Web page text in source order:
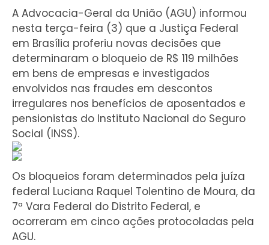
A Advocacia-Geral da União (AGU) informou
nesta terça-feira (3) que a Justiça Federal
em Brasília proferiu novas decisões que
determinaram o bloqueio de R$ 119 milhões
em bens de empresas e investigados
envolvidos nas fraudes em descontos
irregulares nos benefícios de aposentados e
pensionistas do Instituto Nacional do Seguro
Social (INSS).
Os bloqueios foram determinados pela juíza
federal Luciana Raquel Tolentino de Moura, da
7ª Vara Federal do Distrito Federal, e
ocorreram em cinco ações protocoladas pela
AGU.